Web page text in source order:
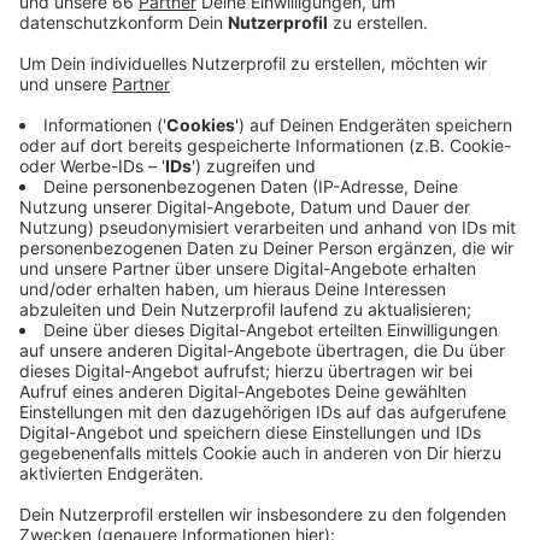
Veröffentlicht:Freitag, 17.04.2020 12:48
Anzeige
Dabei müsse man sich aber an die aktuellen
Sicherheits- und Hygienevorschriften halten können.
Sobald das möglich sei, würden Nutzer benachrichtigt.
Aktuell ausgeliehene Medien werden automatisch bis
zum 1. Juni verlängert. Selbst wenn die
Stadtbüchereien bereits früher wieder öffnen.
Telefonkontakt (Montag bis Freitag // 9 - 17 Uhr und
Samstag 10 - 14 Uhr) zu den Stadtbüchereien : 0211 -
899 43 99
Oder per E-Mail: stadtbuechereien@duesseldorf.de